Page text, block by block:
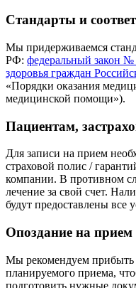
Стандарты и
Мы придерживаемся
РФ: федеральный закон
здоровья граждан
«Порядки оказания
медицинской помощи»).
Пациентам,
Для записи на прием
страховой полис /
компании. В противном
лечение за свой счет.
будут предоставлены все
Опоздание на прием
Мы рекомендуем прибыть
планируемого приема,
подготовить нужные